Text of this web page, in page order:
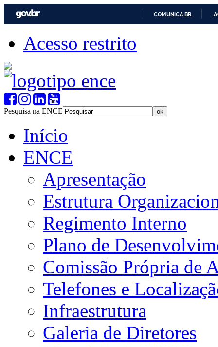
COMUNICA BR
Acesso restrito
Pesquisa na ENCE
Início
ENCE
Apresentação
Estrutura
Regimento Interno
Plano de
Comissão Própria de
Telefones e
Infraestrutura
Galeria de Diretores